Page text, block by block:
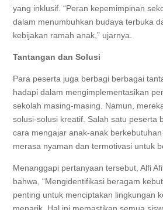
yang inklusif. “Peran kepemimpinan
dalam menumbuhkan budaya terbuka
kebijakan ramah anak,” ujarnya.
Tantangan dan Solusi
Para peserta juga berbagi berbagai
hadapi dalam mengimplementasikan
sekolah masing-masing. Namun,
solusi-solusi kreatif. Salah satu peserta
cara mengajar anak-anak
merasa nyaman dan termotivasi untuk
Menanggapi pertanyaan tersebut, Alfi
bahwa, “Mengidentifikasi beragam
penting untuk menciptakan lingkungan
menarik. Hal ini memastikan semua